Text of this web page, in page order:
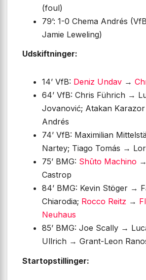
(foul)
79’: 1-0 Chema Andrés
Jamie Leweling)
Udskiftninger:
14’ VfB: Deniz Undav →
64’ VfB: Chris Führich →
Jovanović; Atakan
Andrés
74’ VfB: Maximilian
Nartey; Tiago Tomás →
75’ BMG: Shūto Machino
Castrop
84’ BMG: Kevin Stöger →
Chiarodia; Rocco Reitz →
Neuhaus
85’ BMG: Joe Scally →
Ullrich → Grant-Leon
Startopstillinger: